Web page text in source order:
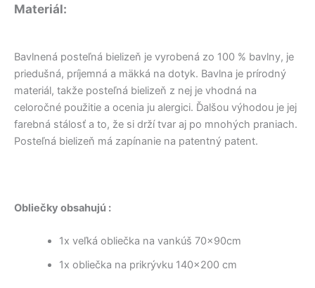
Materiál:
Bavlnená posteľná bielizeň je vyrobená zo 100 % bavlny, je
priedušná, príjemná a mäkká na dotyk. Bavlna je prírodný
materiál, takže posteľná bielizeň z nej je vhodná na
celoročné použitie a ocenia ju alergici. Ďalšou výhodou je jej
farebná stálosť a to, že si drží tvar aj po mnohých praniach.
Posteľná bielizeň má zapínanie na patentný patent.
Obliečky obsahujú :
1x veľká obliečka na vankúš 70x90cm
1x obliečka na prikrývku 140×200 cm